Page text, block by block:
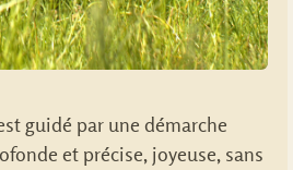
guidé par une démarche
et précise, joyeuse, sans